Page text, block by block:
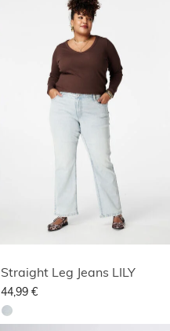
Straight Leg Jeans LILY
44,99 €